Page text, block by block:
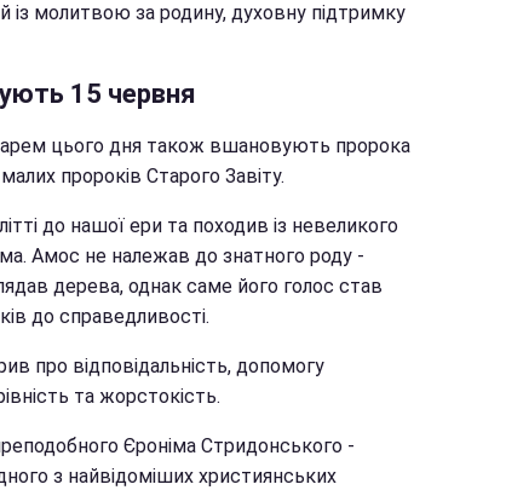
із молитвою за родину, духовну підтримку
15 червня
цього дня також вшановують пророка
пророків Старого Завіту.
до нашої ери та походив із невеликого
Амос не належав до знатного роду -
дерева, однак саме його голос став
до справедливості.
про відповідальність, допомогу
та жорстокість.
Єроніма Стридонського -
з найвідоміших християнських